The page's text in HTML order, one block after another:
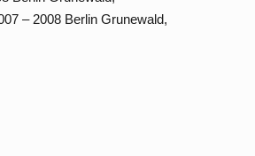
Berlin Grunewald,